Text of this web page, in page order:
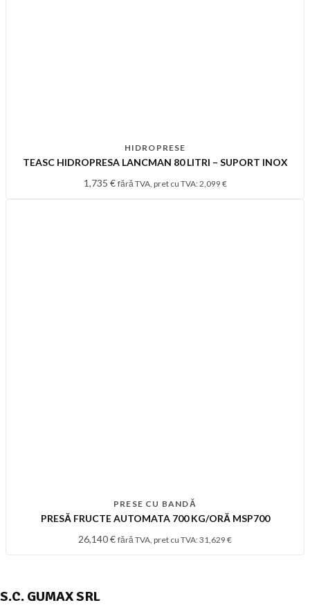
HIDROPRESE
TEASC HIDROPRESA LANCMAN 80 LITRI – SUPORT INOX
1,735 € fără TVA, pret cu TVA: 2,099 €
PRESE CU BANDĂ
PRESĂ FRUCTE AUTOMATA 700 KG/ORĂ MSP700
26,140€ fără TVA, pret cu TVA: 31,629 €
S.C. GUMAX SRL